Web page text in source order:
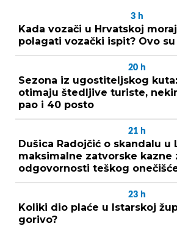
3 h
Kada vozači u Hrvatskoj
polagati vozački ispit? Ovo
20 h
Sezona iz ugostiteljskog
otimaju štedljive turiste,
pao i 40 posto
21 h
Dušica Radojčić o skandalu u
maksimalne zatvorske kazne
odgovornosti teškog
23 h
Koliki dio plaće u Istarskoj
gorivo?